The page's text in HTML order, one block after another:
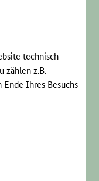
technisch
zählen z.B.
Ende Ihres Besuchs